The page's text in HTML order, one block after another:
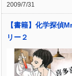
2009/7/31
【書籍】化学探偵
リー２